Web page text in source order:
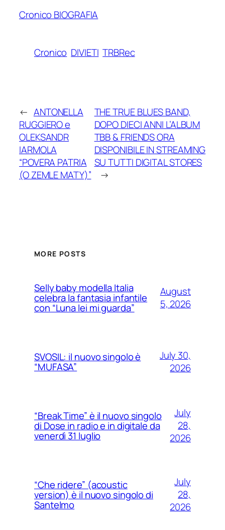
Cronico BIOGRAFIA
Cronico DIVIETI TRBRec
← ANTONELLA
RUGGIERO e
OLEKSANDR
IARMOLA
“POVERA PATRIA
(O ZEMLE MATY)”
THE TRUE BLUES BAND,
DOPO DIECI ANNI L’ALBUM
TBB & FRIENDS ORA
DISPONIBILE IN STREAMING
SU TUTTI DIGITAL STORES
→
MORE POSTS
Selly baby modella Italia
celebra la fantasia infantile
con “Luna lei mi guarda”
August
5, 2026
SVOSIL: il nuovo singolo è
“MUFASA”
July 30,
2026
“Break Time” è il nuovo singolo
di Dose in radio e in digitale da
venerdì 31 luglio
July
28,
2026
“Che ridere” (acoustic
version) è il nuovo singolo di
Santelmo
July
28,
2026